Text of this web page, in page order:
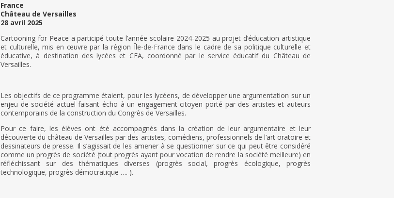
France
Château de Versailles
28 avril 2025
Cartooning for Peace a participé toute l’année scolaire 2024-2025 au projet d’éducation artistique
et culturelle, mis en œuvre par la région Île-de-France dans le cadre de sa politique culturelle et
éducative, à destination des lycées et CFA, coordonné par le service éducatif du Château de
Versailles.
Les objectifs de ce programme étaient, pour les lycéens, de développer une argumentation sur un
enjeu de société actuel faisant écho à un engagement citoyen porté par des artistes et auteurs
contemporains de la construction du Congrès de Versailles.
Pour ce faire, les élèves ont été accompagnés dans la création de leur argumentaire et leur
découverte du château de Versailles par des artistes, comédiens, professionnels de l’art oratoire et
dessinateurs de presse. Il s’agissait de les amener à se questionner sur ce qui peut être considéré
comme un progrès de société (tout progrès ayant pour vocation de rendre la société meilleure) en
réfléchissant sur des thématiques diverses (progrès social, progrès écologique, progrès
technologique, progrès démocratique …. ).